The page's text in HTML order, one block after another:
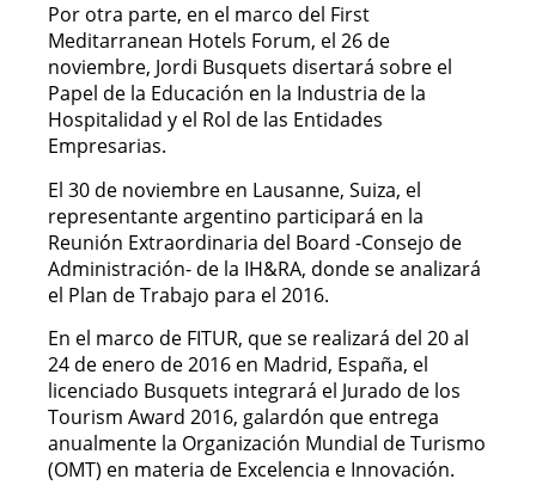
Por otra parte, en el marco del First
Meditarranean Hotels Forum, el 26 de
noviembre, Jordi Busquets disertará sobre el
Papel de la Educación en la Industria de la
Hospitalidad y el Rol de las Entidades
Empresarias.
El 30 de noviembre en Lausanne, Suiza, el
representante argentino participará en la
Reunión Extraordinaria del Board -Consejo de
Administración- de la IH&RA, donde se analizará
el Plan de Trabajo para el 2016.
En el marco de FITUR, que se realizará del 20 al
24 de enero de 2016 en Madrid, España, el
licenciado Busquets integrará el Jurado de los
Tourism Award 2016, galardón que entrega
anualmente la Organización Mundial de Turismo
(OMT) en materia de Excelencia e Innovación.